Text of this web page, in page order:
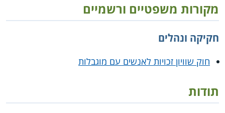
מקורות משפטיים ורשמיים
חקיקה ונהלים
חוק שוויון זכויות לאנשים עם מוגבלות
תודות